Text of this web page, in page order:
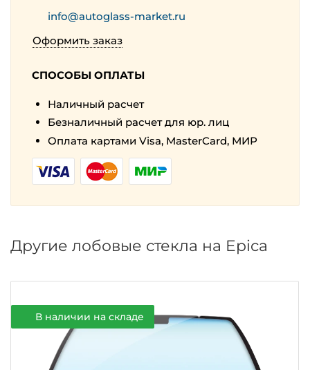
info@autoglass-market.ru
Оформить заказ
СПОСОБЫ ОПЛАТЫ
Наличный расчет
Безналичный расчет для юр. лиц
Оплата картами Visa, MasterCard, МИР
Другие лобовые стекла на Epica